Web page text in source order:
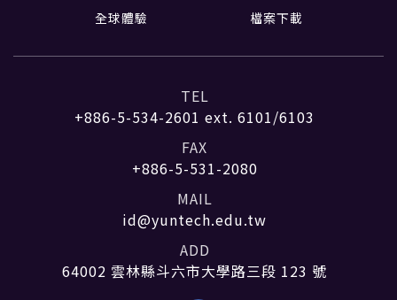
全球體驗
檔案下載
TEL
+886-5-534-2601 ext. 6101/6103
FAX
+886-5-531-2080
MAIL
id@yuntech.edu.tw
ADD
64002 雲林縣斗六市大學路三段 123 號